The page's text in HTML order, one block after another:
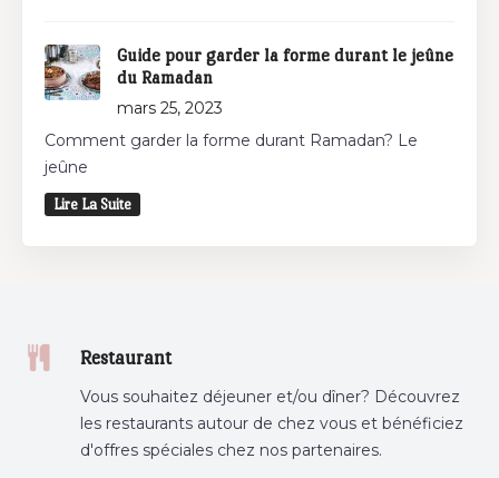
Guide pour garder la forme durant le jeûne
du Ramadan
mars 25, 2023
Comment garder la forme durant Ramadan? Le
jeûne
Lire La Suite
Restaurant
Vous souhaitez déjeuner et/ou dîner? Découvrez
les restaurants autour de chez vous et bénéficiez
d'offres spéciales chez nos partenaires.